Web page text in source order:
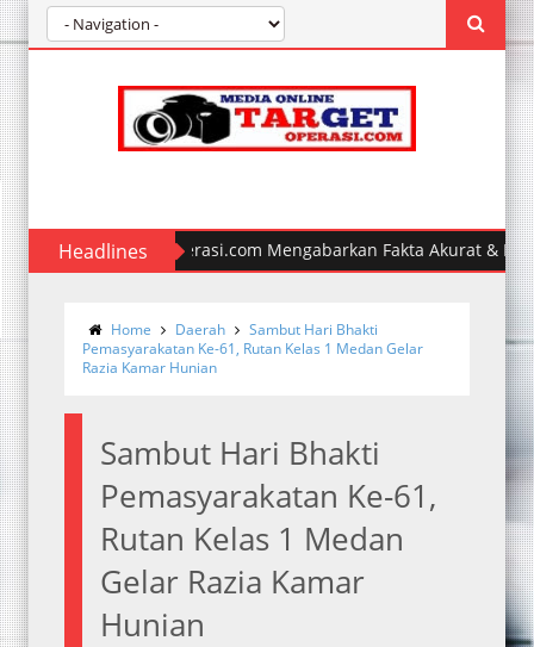
Headlines Polda Sumut Ungkap Kasus
Home Daerah
Sambut Hari Bhakti
Pemasyarakatan Ke-61, Rutan Kelas 1 Medan Gelar
Razia Kamar Hunian
Sambut Hari Bhakti
Pemasyarakatan Ke-61,
Rutan Kelas 1 Medan
Gelar Razia Kamar
Hunian